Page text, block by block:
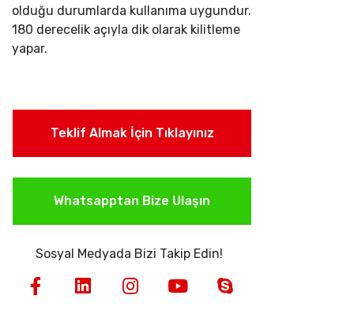
olduğu durumlarda kullanıma uygundur.
180 derecelik açıyla dik olarak kilitleme
yapar.
Teklif Almak İçin Tıklayınız
Whatsapptan Bize Ulaşın
Sosyal Medyada Bizi Takip Edin!